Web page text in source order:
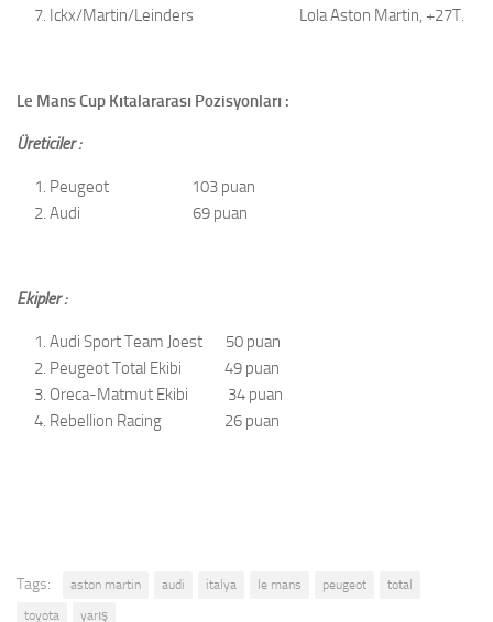
Ickx/Martin/Leinders Lola Aston Martin, +27T.
Le Mans Cup Kıtalararası Pozisyonları :
Üreticiler :
Peugeot 103 puan
Audi 69 puan
Ekipler :
Audi Sport Team Joest 50 puan
Peugeot Total Ekibi 49 puan
Oreca-Matmut Ekibi 34 puan
Rebellion Racing 26 puan
Tags: aston martin audi italya le mans peugeot
total
toyota
yarış